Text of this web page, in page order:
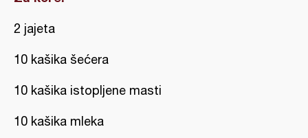
2 jajeta
10 kašika šećera
10 kašika istopljene masti
10 kašika mleka